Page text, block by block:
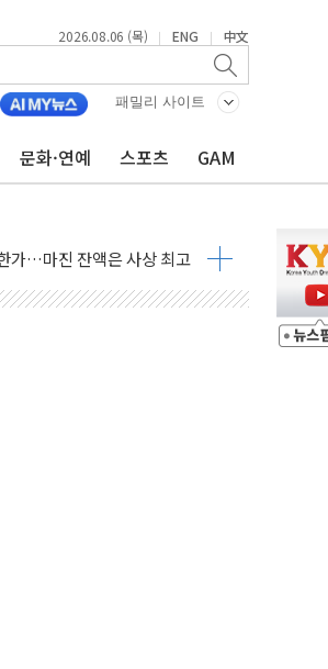
2026.08.06 (목) | ENG | 中文
패밀리 사이트
문화·연예 스포츠 GAM
기업 상승세 뚜렷
이 더 큰 변수"
째·42일 만 도발
숨져